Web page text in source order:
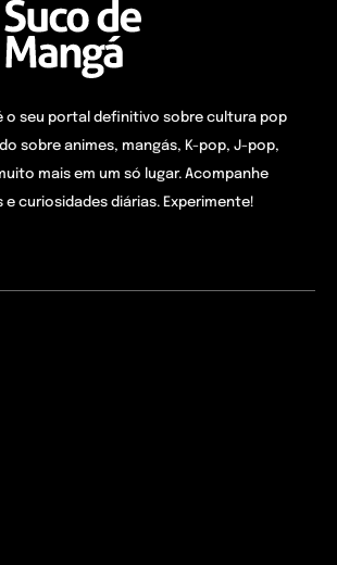
o seu portal definitivo sobre cultura pop
sobre animes, mangás, K-pop, J-pop,
mais em um só lugar. Acompanhe
e curiosidades diárias. Experimente!